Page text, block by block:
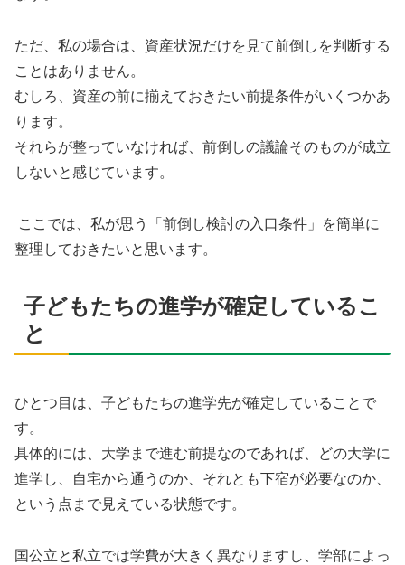
ただ、私の場合は、資産状況だけを見て前倒しを判断する
ことはありません。
むしろ、資産の前に揃えておきたい前提条件がいくつかあ
ります。
それらが整っていなければ、前倒しの議論そのものが成立
しないと感じています。
ここでは、私が思う「前倒し検討の入口条件」を簡単に
整理しておきたいと思います。
子どもたちの進学が確定しているこ
と
ひとつ目は、子どもたちの進学先が確定していることで
す。
具体的には、大学まで進む前提なのであれば、どの大学に
進学し、自宅から通うのか、それとも下宿が必要なのか、
という点まで見えている状態です。
国公立と私立では学費が大きく異なりますし、学部によっ